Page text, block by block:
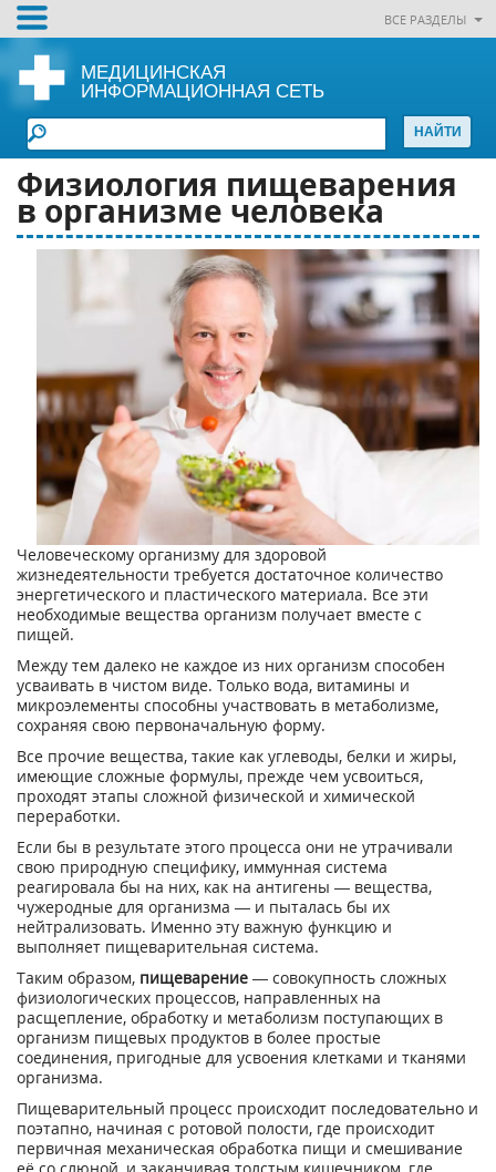
ВСЕ РАЗДЕЛЫ
МЕДИЦИНСКАЯ
ИНФОРМАЦИОННАЯ СЕТЬ
Физиология пищеварения
в организме человека
Человеческому организму для здоровой
жизнедеятельности требуется достаточное количество
энергетического и пластического материала. Все эти
необходимые вещества организм получает вместе с
пищей.
Между тем далеко не каждое из них организм способен
усваивать в чистом виде. Только вода, витамины и
микроэлементы способны участвовать в метаболизме,
сохраняя свою первоначальную форму.
Все прочие вещества, такие как углеводы, белки и жиры,
имеющие сложные формулы, прежде чем усвоиться,
проходят этапы сложной физической и химической
переработки.
Если бы в результате этого процесса они не утрачивали
свою природную специфику, иммунная система
реагировала бы на них, как на антигены — вещества,
чужеродные для организма — и пыталась бы их
нейтрализовать. Именно эту важную функцию и
выполняет пищеварительная система.
Таким образом, пищеварение — совокупность сложных
физиологических процессов, направленных на
расщепление, обработку и метаболизм поступающих в
организм пищевых продуктов в более простые
соединения, пригодные для усвоения клетками и тканями
организма.
Пищеварительный процесс происходит последовательно и
поэтапно, начиная с ротовой полости, где происходит
первичная механическая обработка пищи и смешивание
её со слюной, и заканчивая толстым кишечником, где